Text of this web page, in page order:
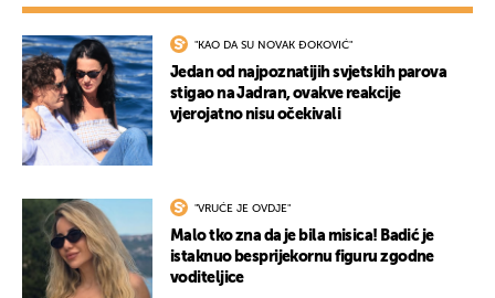
"KAO DA SU NOVAK ĐOKOVIĆ"
Jedan od najpoznatijih svjetskih parova
stigao na Jadran, ovakve reakcije
vjerojatno nisu očekivali
"VRUĆE JE OVDJE"
Malo tko zna da je bila misica! Badić je
istaknuo besprijekornu figuru zgodne
voditeljice